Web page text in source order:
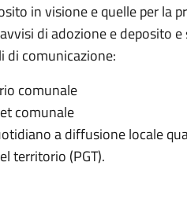
in visione e quelle per la
di adozione e deposito
di comunicazione:
comunale
comunale
a diffusione locale
territorio (PGT).